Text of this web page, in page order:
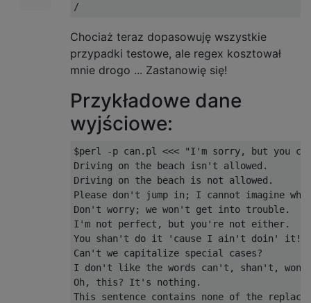
/
Chociaż teraz dopasowuję wszystkie
przypadki testowe, ale regex kosztował
mnie drogo ... Zastanowię się!
Przykładowe dane
wyjściowe:
$perl -p can . pl <<<
"I'm sorry, but you
Driving on the beach isn't allowed.
Driving on the beach is not allowed.
Please don't jump in; I cannot imagine
Don't worry; we won't get into trouble.
I'm not perfect, but you're not either.
You shan't do it 'cause I ain't doin' it!
Can't we capitalize special cases?
I don't like the words can't, shan't,
Oh, this? It's nothing.
This sentence contains none of the